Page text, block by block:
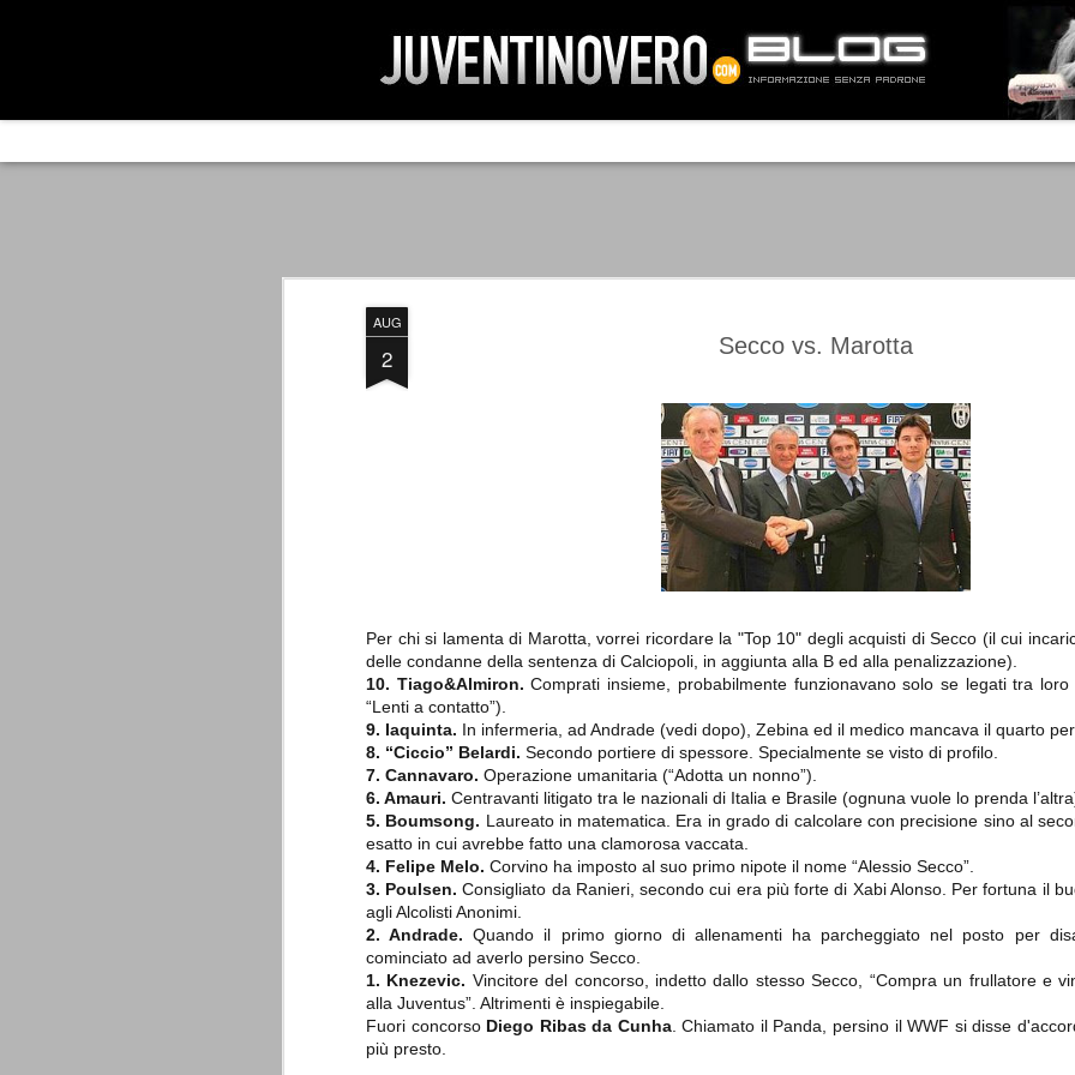
AUG
2 Secco vs. Marotta
Per chi si lamenta di Marotta, vorrei ricordare la "Top 10" degli acquisti di Secco (il cui
delle condanne della sentenza di Calciopoli, in aggiunta alla B ed alla penalizzazione).
10. Tiago&Almiron. Comprati insieme, probabilmente funzionavano solo se legati tra
“Lenti a contatto”).
9. Iaquinta. In infermeria, ad Andrade (vedi dopo), Zebina ed il medico mancava il quarto per
8. “Ciccio” Belardi. Secondo portiere di spessore. Specialmente se visto di profilo.
7. Cannavaro. Operazione umanitaria (“Adotta un nonno”).
6. Amauri. Centravanti litigato tra le nazionali di Italia e Brasile (ognuna vuole lo prenda
5. Boumsong. Laureato in matematica. Era in grado di calcolare con precisione sino al
esatto in cui avrebbe fatto una clamorosa vaccata.
4. Felipe Melo. Corvino ha imposto al suo primo nipote il nome “Alessio Secco”.
3. Poulsen. Consigliato da Ranieri, secondo cui era più forte di Xabi Alonso. Per fortuna il
agli Alcolisti Anonimi.
2. Andrade. Quando il primo giorno di allenamenti ha parcheggiato nel posto per
cominciato ad averlo persino Secco.
1. Knezevic. Vincitore del concorso, indetto dallo stesso Secco, “Compra un frullatore e
alla Juventus”. Altrimenti è inspiegabile.
Fuori concorso Diego Ribas da Cunha. Chiamato il Panda, persino il WWF si disse
più presto.
Ed infatti, per chi ricorda le convulse giornate dell’estate 2006, sembrava
davvero impresa impossibile quella di modificare il corso degli eventi che si
erano abbattuti sulla Juventus.
condannando irreversibilmente.
più buio, annichilita nel suo
prestigio e guidata in modo da non
dare molte speranze di un futuro
Manchester City -
Juventus 1-2
La Juventus trionfa a
Manchester conquistandosi tre
importantissimi punti per la
qualificazione e mettendosi alle
spalle le brutte prestazioni del
campionato. Dopo un primo tempo
hanno saputo reagire al gol
fortunoso (e non molto regolare)
segnato dagli inglesi e a portare a
casa il bottino intero.
SEP
12
Juventus - Chievo 1-1
La Juventus esce con un
misero punto dallo Juventus
Stadium, accentuando una crisi
che sembra non avere fine.
Nonostante il gol fortunoso del
Chievo, la sensazione netta è che
la matassa sia molto, molto lunga
La Juve meno italiana
Sulle implicazioni anche finanziarie delle operazioni di calciomercato, oltre che sulle liste Uefa e serie A (e
relativi criteri di compilazione), abbiamo già pubblicato un pezzo dedicato pochi giorni fa. Ricordiamo che
7 (alcuni dei quali utilizzati poco o nulla) dei 12 giocatori usciti nella sessione di calciomercato sono italiani, e
che sono italiani invece solo 2 dei 10 nuovi giocatori arrivati.
Roma - Juventus 2-1